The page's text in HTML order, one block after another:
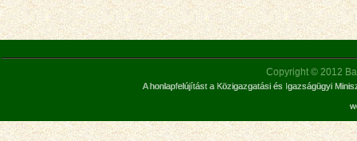
Copyright © 2012
A honlapfelújítást a Közigazgatási és Igazságügyi